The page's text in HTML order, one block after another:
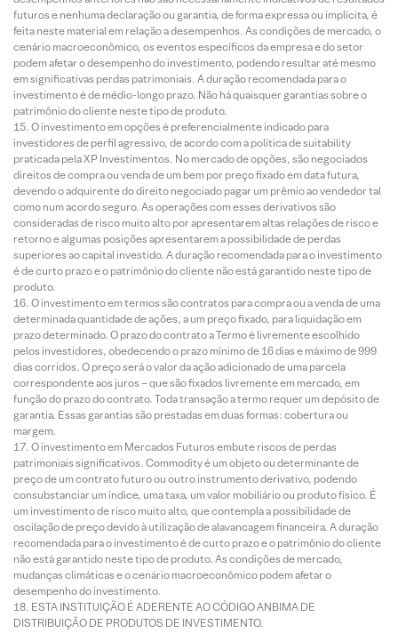
futuros e nenhuma declaração ou garantia, de forma expressa ou implícita, é
feita neste material em relação a desempenhos. As condições de mercado, o
cenário macroeconômico, os eventos específicos da empresa e do setor
podem afetar o desempenho do investimento, podendo resultar até mesmo
em significativas perdas patrimoniais. A duração recomendada para o
investimento é de médio-longo prazo. Não há quaisquer garantias sobre o
patrimônio do cliente neste tipo de produto.
O investimento em opções é preferencialmente indicado para
investidores de perfil agressivo, de acordo com a política de suitability
praticada pela XP Investimentos. No mercado de opções, são negociados
direitos de compra ou venda de um bem por preço fixado em data futura,
devendo o adquirente do direito negociado pagar um prêmio ao vendedor tal
como num acordo seguro. As operações com esses derivativos são
consideradas de risco muito alto por apresentarem altas relações de risco e
retorno e algumas posições apresentarem a possibilidade de perdas
superiores ao capital investido. A duração recomendada para o investimento
é de curto prazo e o patrimônio do cliente não está garantido neste tipo de
produto.
O investimento em termos são contratos para compra ou a venda de uma
determinada quantidade de ações, a um preço fixado, para liquidação em
prazo determinado. O prazo do contrato a Termo é livremente escolhido
pelos investidores, obedecendo o prazo mínimo de 16 dias e máximo de 999
dias corridos. O preço será o valor da ação adicionado de uma parcela
correspondente aos juros – que são fixados livremente em mercado, em
função do prazo do contrato. Toda transação a termo requer um depósito de
garantia. Essas garantias são prestadas em duas formas: cobertura ou
margem.
O investimento em Mercados Futuros embute riscos de perdas
patrimoniais significativos. Commodity é um objeto ou determinante de
preço de um contrato futuro ou outro instrumento derivativo, podendo
consubstanciar um índice, uma taxa, um valor mobiliário ou produto físico. É
um investimento de risco muito alto, que contempla a possibilidade de
oscilação de preço devido à utilização de alavancagem financeira. A duração
recomendada para o investimento é de curto prazo e o patrimônio do cliente
não está garantido neste tipo de produto. As condições de mercado,
mudanças climáticas e o cenário macroeconômico podem afetar o
desempenho do investimento.
ESTA INSTITUIÇÃO É ADERENTE AO CÓDIGO ANBIMA DE
DISTRIBUIÇÃO DE PRODUTOS DE INVESTIMENTO.